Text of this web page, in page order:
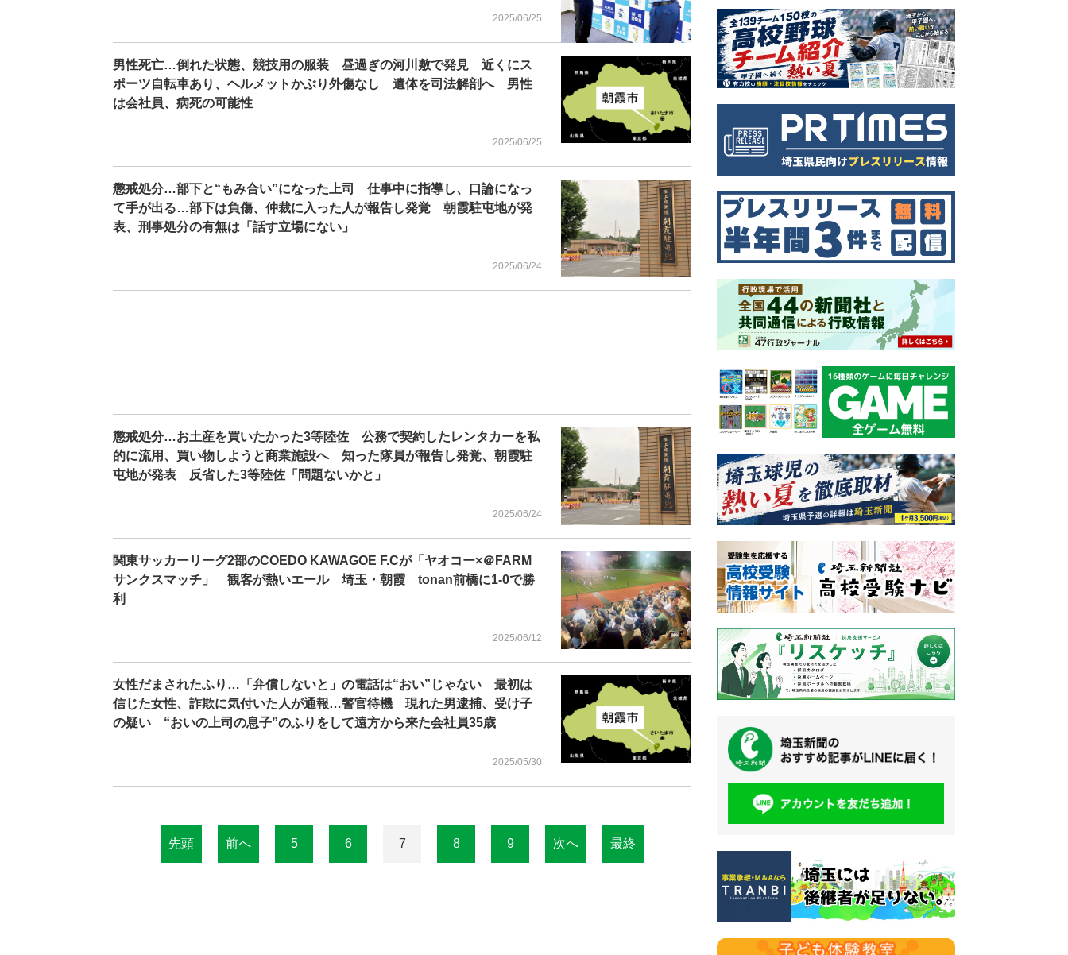
2025/06/25
男性死亡…倒れた状態、競技用の服装 昼過ぎの河川敷で発見 近くにス
ポーツ自転車あり、ヘルメットかぶり外傷なし 遺体を司法解剖へ 男性
は会社員、病死の可能性
2025/06/25
懲戒処分…部下と“もみ合い”になった上司 仕事中に指導し、口論になっ
て手が出る…部下は負傷、仲裁に入った人が報告し発覚 朝霞駐屯地が発
表、刑事処分の有無は「話す立場にない」
2025/06/24
懲戒処分…お土産を買いたかった3等陸佐 公務で契約したレンタカーを私
的に流用、買い物しようと商業施設へ 知った隊員が報告し発覚、朝霞駐
屯地が発表 反省した3等陸佐「問題ないかと」
2025/06/24
関東サッカーリーグ2部のCOEDO KAWAGOE F.Cが「ヤオコー×＠FARM
サンクスマッチ」 観客が熱いエール 埼玉・朝霞 tonan前橋に1-0で勝
利
2025/06/12
女性だまされたふり…「弁償しないと」の電話は“おい”じゃない 最初は
信じた女性、詐欺に気付いた人が通報…警官待機 現れた男逮捕、受け子
の疑い “おいの上司の息子”のふりをして遠方から来た会社員35歳
2025/05/30
先頭 前へ 5 6 7 8 9 次へ 最終